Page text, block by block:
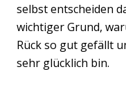
selbst entscheiden
wichtiger Grund,
Rück so gut gefällt
sehr glücklich bin.